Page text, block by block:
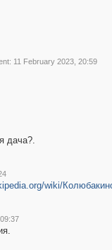
11 February 2023, 20:59
дача?.
wiki/